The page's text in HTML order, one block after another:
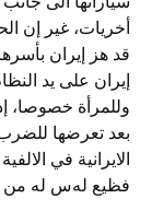
أخريات، غير إن
قد هز إيران
إيران على يد
وللمرأة خصوصا،
بعد تعرضها
الايرانية في
فظيع لەس له من